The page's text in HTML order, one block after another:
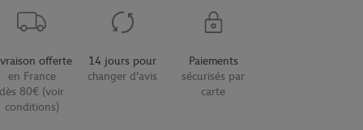
offerte
en France
dès 80€ (voir
conditions)
14 jours pour
changer d'avis
Paiements
sécurisés par
carte